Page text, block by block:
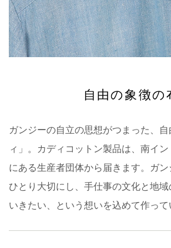
自由の象徴の
ガンジーの自立の思想がつまった、
ィ」。カディコットン製品は、南イ
にある生産者団体から届きます。ガン
ひとり大切にし、手仕事の文化と地
いきたい、という想いを込めて作って